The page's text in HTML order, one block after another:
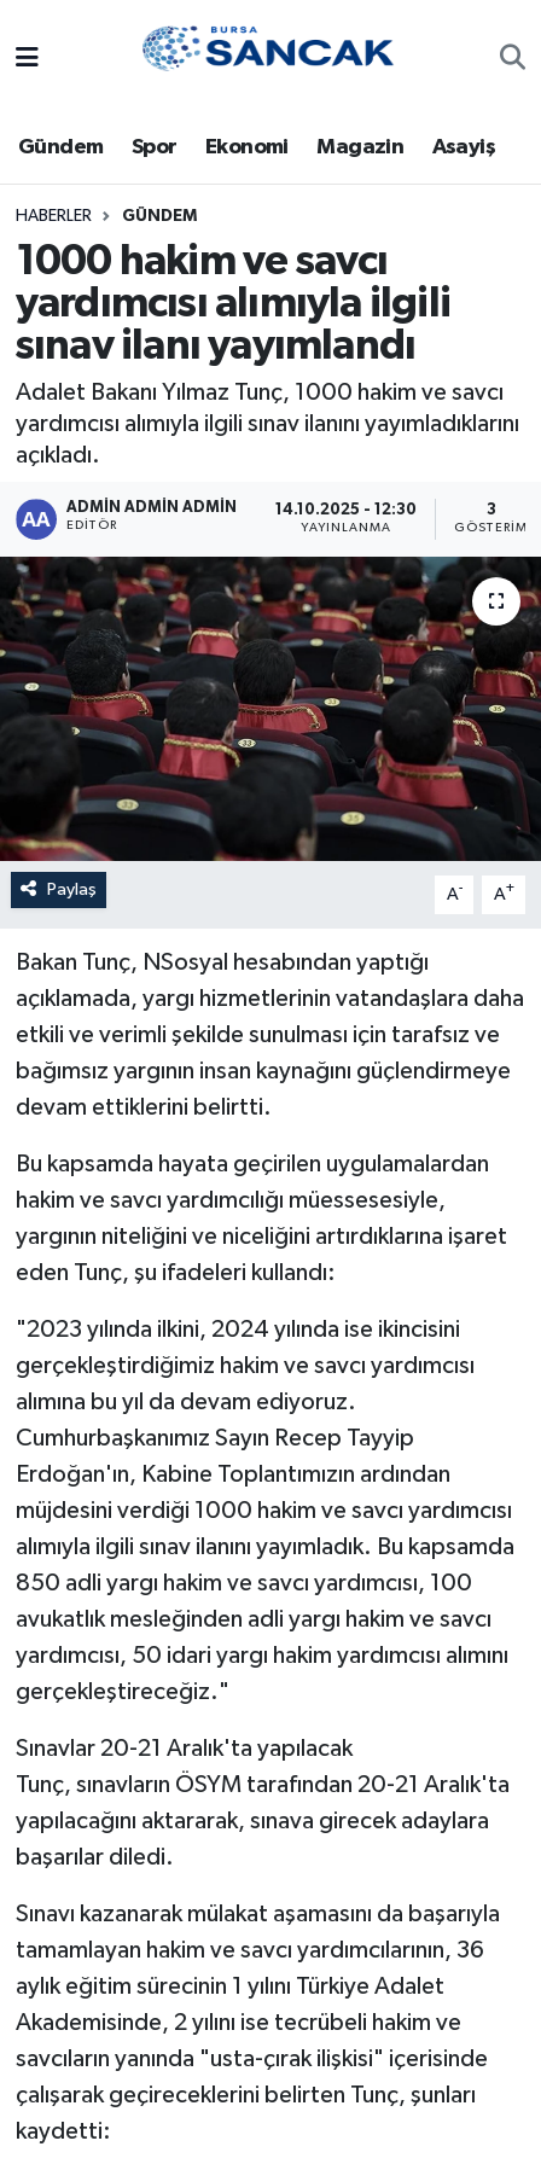
Gündem Spor Ekonomi Magazin Asayiş
HABERLER GÜNDEM
1000 hakim ve savcı
yardımcısı alımıyla ilgili
sınav ilanı yayımlandı
Adalet Bakanı Yılmaz Tunç, 1000 hakim ve savcı
yardımcısı alımıyla ilgili sınav ilanını yayımladıklarını
açıkladı.
ADMİN ADMİN ADMİN
EDITÖR
14.10.2025 - 12:30
YAYINLANMA
3
GÖSTERIM
Paylaş A- A+
Bakan Tunç, NSosyal hesabından yaptığı
açıklamada, yargı hizmetlerinin vatandaşlara daha
etkili ve verimli şekilde sunulması için tarafsız ve
bağımsız yargının insan kaynağını güçlendirmeye
devam ettiklerini belirtti.
Bu kapsamda hayata geçirilen uygulamalardan
hakim ve savcı yardımcılığı müessesesiyle,
yargının niteliğini ve niceliğini artırdıklarına işaret
eden Tunç, şu ifadeleri kullandı:
"2023 yılında ilkini, 2024 yılında ise ikincisini
gerçekleştirdiğimiz hakim ve savcı yardımcısı
alımına bu yıl da devam ediyoruz.
Cumhurbaşkanımız Sayın Recep Tayyip
Erdoğan'ın, Kabine Toplantımızın ardından
müjdesini verdiği 1000 hakim ve savcı yardımcısı
alımıyla ilgili sınav ilanını yayımladık. Bu kapsamda
850 adli yargı hakim ve savcı yardımcısı, 100
avukatlık mesleğinden adli yargı hakim ve savcı
yardımcısı, 50 idari yargı hakim yardımcısı alımını
gerçekleştireceğiz."
Sınavlar 20-21 Aralık'ta yapılacak
Tunç, sınavların ÖSYM tarafından 20-21 Aralık'ta
yapılacağını aktararak, sınava girecek adaylara
başarılar diledi.
Sınavı kazanarak mülakat aşamasını da başarıyla
tamamlayan hakim ve savcı yardımcılarının, 36
aylık eğitim sürecinin 1 yılını Türkiye Adalet
Akademisinde, 2 yılını ise tecrübeli hakim ve
savcıların yanında "usta-çırak ilişkisi" içerisinde
çalışarak geçireceklerini belirten Tunç, şunları
kaydetti:
Bursa
Dünya
Eğitim
Ekonomi
Genel
Gündem
Magazin
Sağlık
Siyaset
Spor
Türkiye
Trafik Durumu
Süper Lig Puan Durumu ve Fikstür
Tüm Manşetler
Son Dakika Haberleri
Haber Arşivi